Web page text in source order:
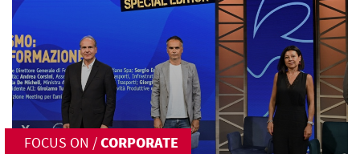
FOCUS ON /CORPORATE